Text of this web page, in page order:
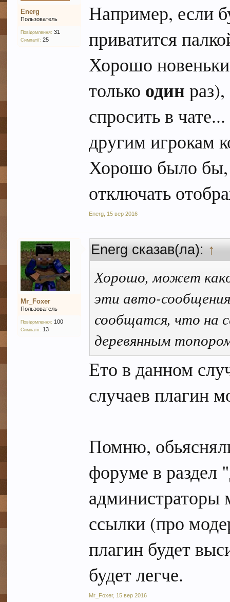
Energ
Пользователь
Повідомлення: 31
Симпатії: 25
Например, если
приватится
Хорошо
только один
спросить в
другим игрокам
Хорошо было бы,
отключать
Energ 15 вер 2016
Mr_Foxer
Пользователь
Повідомлення: 100
Симпатії: 13
Energ сказав(ла):↑
Хорошо, может
эти авто-
сообщатся, что на
деревянным
Ето в данном
случаев плагин
Помню,
форуме в раздел
администраторы
ссылки (про
плагин будет
будет легче.
Mr_Foxer, 15 вер 2016